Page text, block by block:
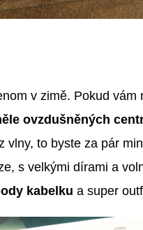
v zimě. Pokud vám
ovzdušněných
vlny, to byste za pár
s velkými dírami a
kabelku a super